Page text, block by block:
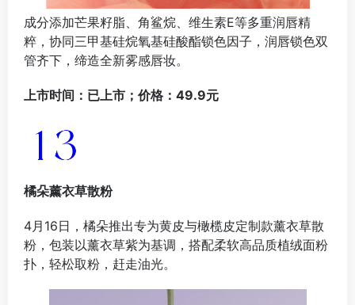
成分添加芒果籽脂、角鲨烷、维生素E等多重润唇精
粹，协同三甲基硅烷氧基硅酸酯锁色因子，润唇锁色双
管齐下，缔造全新雾感唇妆。
上市时间：已上市；价格：49.9元
橘朵薰衣草散粉
4月16日，橘朵推出专为黄皮与橄榄皮定制款薰衣草散
粉，包装以薰衣草紫为基调，搭配柔软高品质植绒面粉
扑，轻松取粉，赶走油光。